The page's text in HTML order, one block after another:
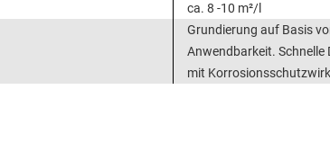
ca. 8 -10 m²/l
Grundierung auf Basis
Anwendbarkeit.
mit